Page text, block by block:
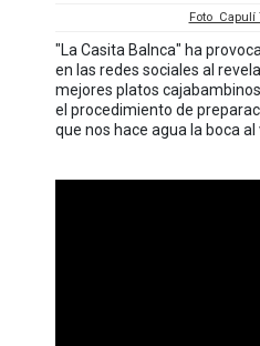
Foto Capulí
"La Casita Balnca" ha
en las redes sociales al
mejores platos
el procedimiento de
que nos hace agua la boca al